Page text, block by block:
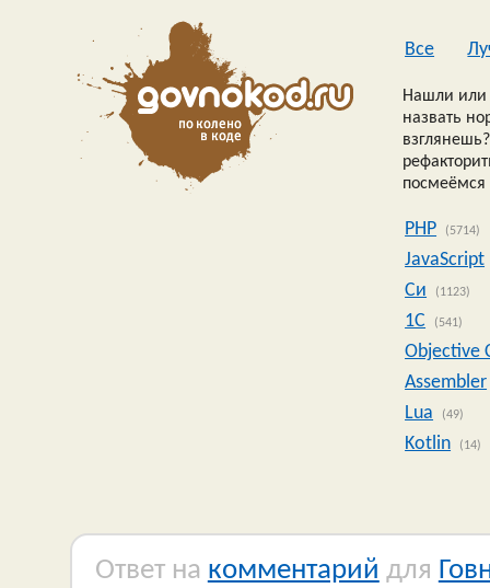
Все
Нашли или
назвать
посмеёмся
PHP (5714)
JavaScript
Си
(1123)
1C (541)
Objective
Assembler
Lua
(49)
Kotlin (14)
Ответ на комментарий для